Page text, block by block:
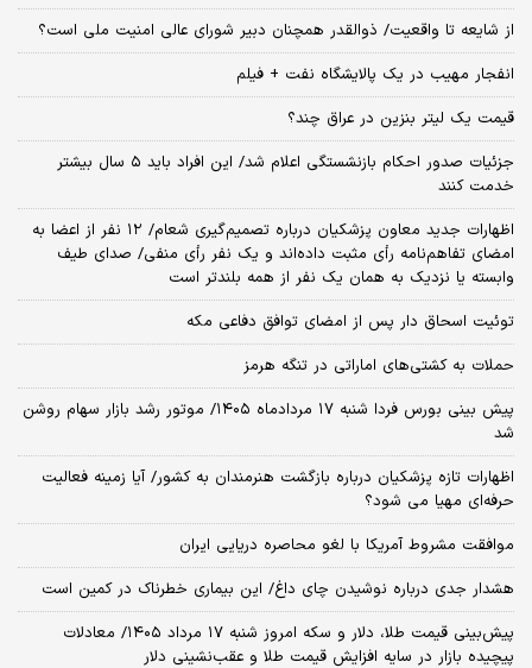
از شایعه تا واقعیت/ ذوالقدر همچنان دبیر شورای ‌عالی امنیت ملی است؟
انفجار مهیب در یک پالایشگاه نفت + فیلم
قیمت یک لیتر بنزین در عراق چند؟
جزئیات صدور احکام بازنشستگی اعلام شد/ این افراد باید ۵ سال بیشتر
خدمت کنند
اظهارات جدید معاون پزشکیان درباره تصمیم‌گیری شعام/ ۱۲ نفر از اعضا به
امضای تفاهم‌نامه رأی مثبت داده‌اند و یک نفر رأی منفی/ صدای طیف
وابسته یا نزدیک به همان یک نفر از همه بلندتر است
توئیت اسحاق دار پس از امضای توافق دفاعی مکه
حملات به کشتی‌های اماراتی در تنگه هرمز
پیش بینی بورس فردا شنبه ۱۷ مردادماه ۱۴۰۵/ موتور رشد بازار سهام روشن
شد
اظهارات تازه پزشکیان درباره بازگشت هنرمندان به کشور/ آیا زمینه فعالیت
حرفه‌ای مهیا می شود؟
موافقت مشروط آمریکا با لغو محاصره دریایی ایران
هشدار جدی درباره نوشیدن چای داغ/ این بیماری خطرناک در کمین است
پیش‌بینی قیمت طلا، دلار و سکه امروز شنبه ۱۷ مرداد ۱۴۰۵/ معادلات
پیچیده بازار در سایه افزایش قیمت طلا و عقب‌نشینی دلار